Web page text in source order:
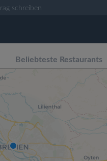
schreiben
Beliebteste Restaurants